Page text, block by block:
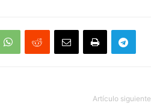
Artículo siguiente